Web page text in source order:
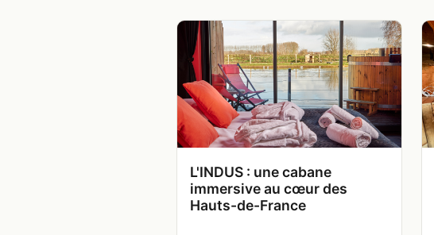
L'INDUS : une cabane
immersive au cœur des
Hauts-de-France